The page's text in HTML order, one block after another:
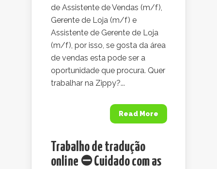
de Assistente de Vendas (m/f),
Gerente de Loja (m/f) e
Assistente de Gerente de Loja
(m/f), por isso, se gosta da área
de vendas esta pode ser a
oportunidade que procura. Quer
trabalhar na Zippy?...
Read More
Trabalho de tradução
online ⛔ Cuidado com as